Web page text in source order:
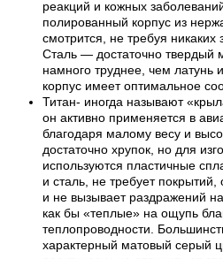
реакций и кожных
полированный корпус из
смотрится, не требуя никаких
Сталь — достаточно твердый
намного труднее, чем латунь
корпус имеет оптимальное
Титан- иногда называют
он активно применяется в
благодаря малому весу и
достаточно хрупок, но для
используются пластичные
и сталь, не требует покрытий,
и не вызывает раздражений
как бы «теплые» на ощупь
теплопроводности.
характерный матовый серый